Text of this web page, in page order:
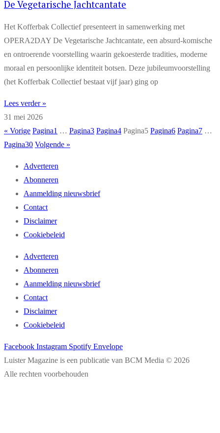
De Vegetarische Jachtcantate
Het Kofferbak Collectief presenteert in samenwerking met
OPERA2DAY De Vegetarische Jachtcantate, een absurd-komische
en ontroerende voorstelling waarin gekoesterde tradities, moderne
moraal en persoonlijke identiteit botsen. Deze jubileumvoorstelling
(het Kofferbak Collectief bestaat vijf jaar) ging op
Lees verder »
31 mei 2026
« Vorige Pagina1 … Pagina3 Pagina4 Pagina5 Pagina6 Pagina7 …
Pagina30 Volgende »
Adverteren
Abonneren
Aanmelding nieuwsbrief
Contact
Disclaimer
Cookiebeleid
Adverteren
Abonneren
Aanmelding nieuwsbrief
Contact
Disclaimer
Cookiebeleid
Facebook Instagram Spotify Envelope
Luister Magazine is een publicatie van BCM Media © 2026
Alle rechten voorbehouden